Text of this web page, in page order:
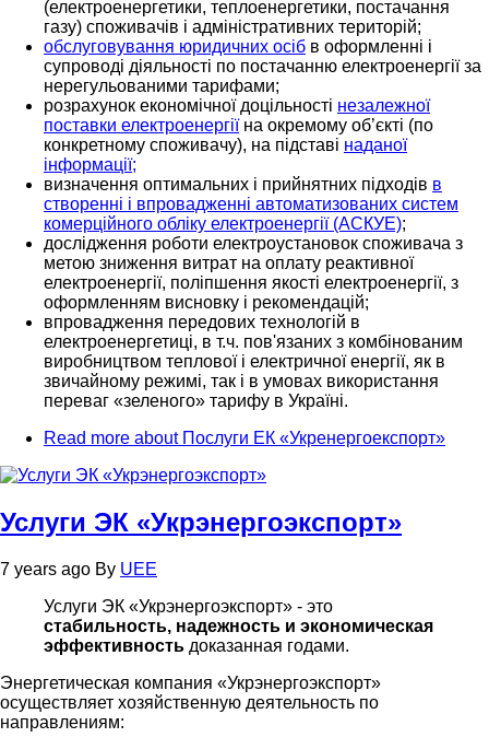
(електроенергетики, теплоенергетики, постачання
газу) споживачів і адміністративних територій;
обслуговування юридичних осіб в оформленні і
супроводі діяльності по постачанню електроенергії за
нерегульованими тарифами;
розрахунок економічної доцільності незалежної
поставки електроенергіїна окремому об’єкті (по
конкретному споживачу), на підставі наданої
інформації;
визначення оптимальних і прийнятних підходів в
створенні і впровадженні автоматизованих систем
комерційного обліку електроенергії (АСКУЕ);
дослідження роботи електроустановок споживача з
метою зниження витрат на оплату реактивної
електроенергії, поліпшення якості електроенергії, з
оформленням висновку і рекомендацій;
впровадження передових технологій в
електроенергетиці, в т.ч. пов'язаних з комбінованим
виробництвом теплової і електричної енергії, як в
звичайному режимі, так і в умовах використання
переваг «зеленого» тарифу в Україні.
Read more about Послуги ЕК «Укренергоекспорт»
Услуги ЭК «Укрэнергоэкспорт»
7 years ago By UEE
Услуги ЭК «Укрэнергоэкспорт» - это
стабильность, надежность и экономическая
эффективность доказанная годами.
Энергетическая компания «Укрэнергоэкспорт»
осуществляет хозяйственную деятельность по
направлениям: